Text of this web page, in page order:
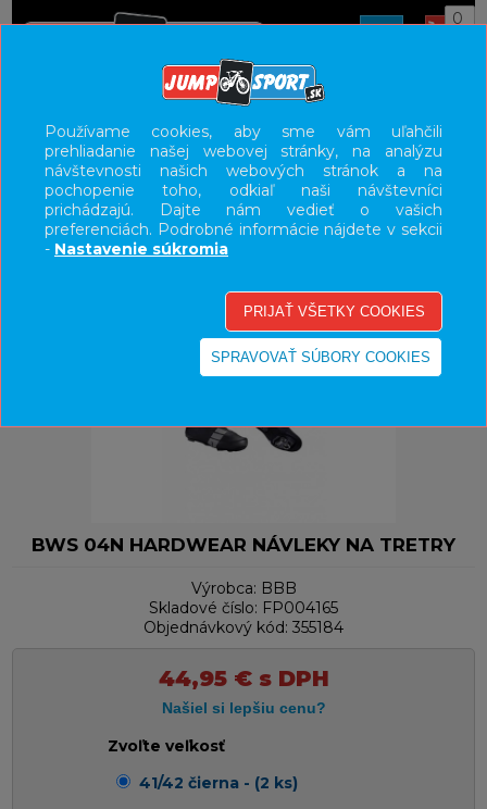
0
UŽÍVATEĽSKÝ PANEL
KATEGÓRIE
HLAVNÉ MENU
BWS 04N HARDWEAR NÁVLEKY NA TRETRY
Výrobca: BBB
Skladové číslo: FP004165
Objednávkový kód: 355184
44,95 €s DPH
Zvoľte veľkosť
41/42 čierna - (2 ks)
Používame cookies, aby sme vám uľahčili
prehliadanie našej webovej stránky, na analýzu
návštevnosti našich webových stránok a na
pochopenie toho, odkiaľ naši návštevníci
prichádzajú. Dajte nám vedieť o vašich
preferenciách. Podrobné informácie nájdete v sekcii
- Nastavenie súkromia